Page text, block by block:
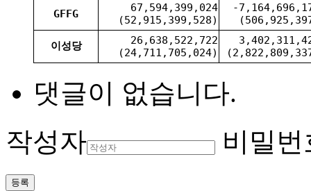
GFFG
67,594,399,024
(52,915,399,528)
-
이성당
26,638,522,722
(24,711,705,024)
댓글이 없습니다.
작성자
비밀번
등록